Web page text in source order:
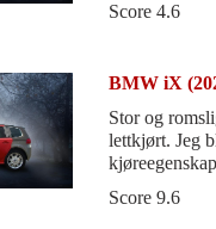
Score 4.6
BMW iX
Stor og
lettkjørt. Jeg
Score 9.6